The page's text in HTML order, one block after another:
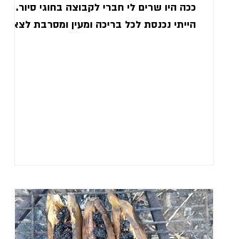
ככה היו שרים לי חברי לקבוצה בחוגי סיור.
הייתי נכנסת לכל בריכה ומעין ומסרבת לצאת,